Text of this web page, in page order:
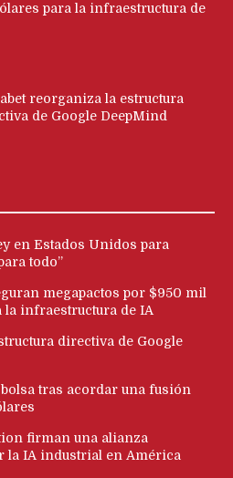
para la infraestructura de
reorganiza la estructura
de Google DeepMind
en Estados Unidos para
todo”
megapactos por $950 mil
la infraestructura de IA
directiva de Google
tras acordar una fusión
firman una alianza
la IA industrial en América